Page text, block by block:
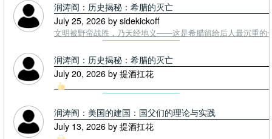
润涛阎：历史揭秘：希腊的灭亡
July 25, 2026 by sidekickoff
文明被野蛮战胜，乃天经地义——这是希腊留给后人最沉重的
润涛阎：历史揭秘：希腊的灭亡
July 20, 2026 by 提酒扛花
润涛阎：美国的建国：国父们的理论与实践
July 13, 2026 by 提酒扛花